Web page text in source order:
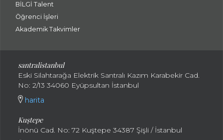
BİLGİ Talent
Öğrenci İşleri
Akademik Takvimler
santralistanbul
Eski Silahtarağa Elektrik Santralı Kazım Karabekir Cad.
No: 2/13 34060 Eyüpsultan İstanbul
harita
Kuştepe
İnönü Cad. No: 72 Kuştepe 34387 Şişli / İstanbul